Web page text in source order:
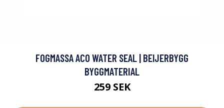
FOGMASSA ACO WATER SEAL | BEIJERBYGG
BYGGMATERIAL
259 SEK